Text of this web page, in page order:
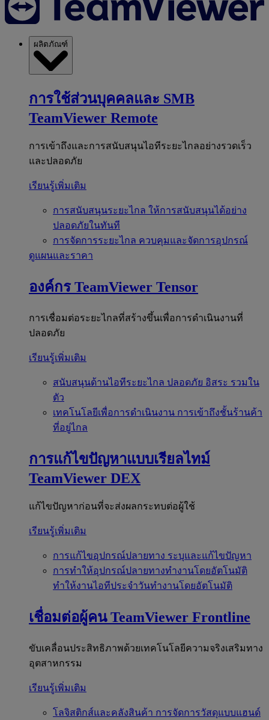
ผลิตภัณฑ์
การใช้ส่วนบุคคลและ SMB
TeamViewer Remote
การเข้าถึงและการสนับสนุนไอทีระยะไกลอย่างรวดเร็ว
และปลอดภัย
เรียนรู้เพิ่มเติม
การสนับสนุนระยะไกล ให้การสนับสนุนได้อย่าง
ปลอดภัยในทันที
การจัดการระยะไกล ควบคุมและจัดการอุปกรณ์
ดูแผนและราคา
องค์กร TeamViewer Tensor
การเชื่อมต่อระยะไกลที่สร้างขึ้นเพื่อการดำเนินงานที่
ปลอดภัย
เรียนรู้เพิ่มเติม
สนับสนุนด้านไอทีระยะไกล ปลอดภัย อิสระ รวมใน
ตัว
เทคโนโลยีเพื่อการดำเนินงาน การเข้าถึงชั้นร้านค้า
ที่อยู่ไกล
การแก้ไขปัญหาแบบเรียลไทม์
TeamViewer DEX
แก้ไขปัญหาก่อนที่จะส่งผลกระทบต่อผู้ใช้
เรียนรู้เพิ่มเติม
การแก้ไขอุปกรณ์ปลายทาง ระบุและแก้ไขปัญหา
การทำให้อุปกรณ์ปลายทางทำงานโดยอัตโนมัติ
ทำให้งานไอทีประจำวันทำงานโดยอัตโนมัติ
เชื่อมต่อผู้คน TeamViewer Frontline
ขับเคลื่อนประสิทธิภาพด้วยเทคโนโลยีความจริงเสริมทาง
อุตสาหกรรม
เรียนรู้เพิ่มเติม
โลจิสติกส์และคลังสินค้า การจัดการวัสดุแบบแฮนด์